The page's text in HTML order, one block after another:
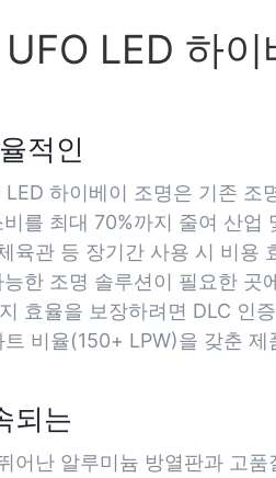
LED 하
적인
하이베이 조명은 기존 조
를 최대 70%까지 줄여 산업
금을 절감해 줍니다.
육관 등 장기간 사용 시 비용
한 조명 솔루션이 필요한 곳
효율을 보장하려면 DLC 인
비율(150+ LPW)을 갖춘 제
되는
어난 알루미늄 방열판과 고품